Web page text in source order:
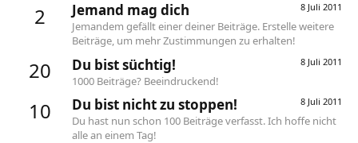
2 8 Juli 2011
Jemand mag dich
Jemandem gefällt einer deiner Beiträge. Erstelle weitere
Beiträge, um mehr Zustimmungen zu erhalten!
20 8 Juli 2011
Du bist süchtig!
1000 Beiträge? Beeindruckend!
10 8 Juli 2011
Du bist nicht zu stoppen!
Du hast nun schon 100 Beiträge verfasst. Ich hoffe nicht
alle an einem Tag!